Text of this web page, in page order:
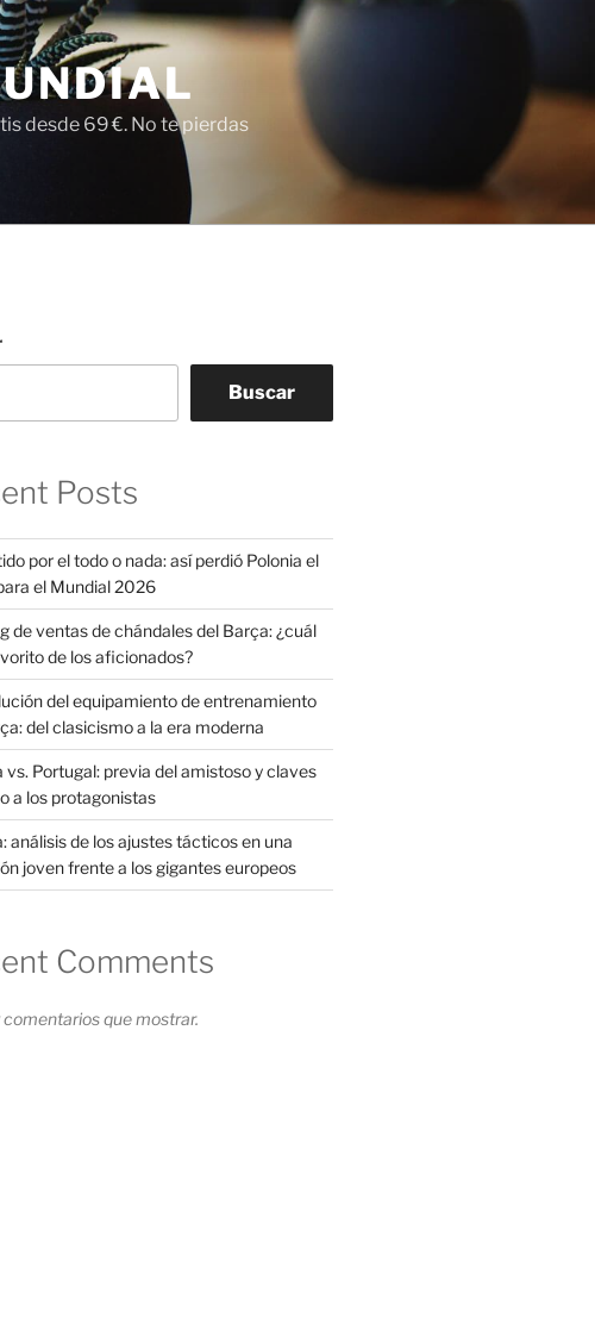
desde 69 €. No te pierdas
Buscar
Posts
por el todo o nada: así perdió Polonia el
el Mundial 2026
de ventas de chándales del Barça: ¿cuál
de los aficionados?
del equipamiento de entrenamiento
del clasicismo a la era moderna
vs. Portugal: previa del amistoso y claves
a los protagonistas
análisis de los ajustes tácticos en una
joven frente a los gigantes europeos
Comments
comentarios que mostrar.